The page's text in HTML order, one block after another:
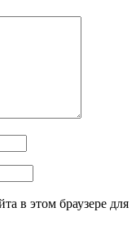
в этом браузере для